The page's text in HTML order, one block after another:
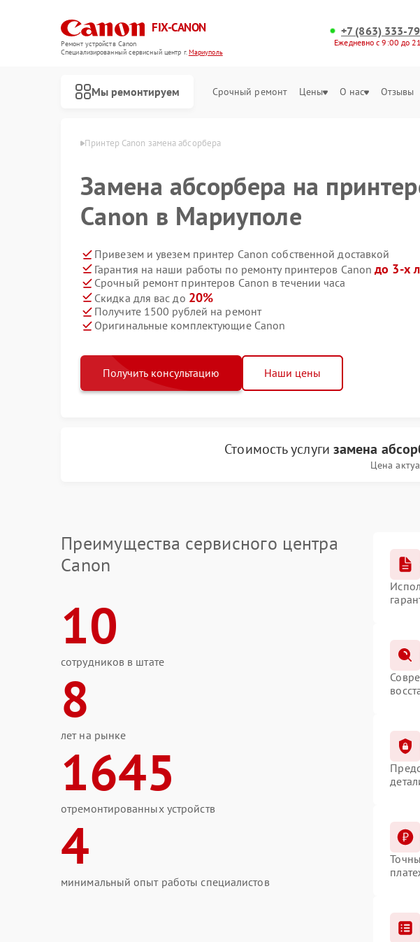
FIX-CANON
Ремонт устройств Canon
Специализированный cервисный центр г.Мариуполь
+7 (863) 333-
Ежедневно с 9:00 до
Мы ремонтируем Срочный ремонт Цены О нас Отзывы
в Мариуполе Принтер Canon замена абсорбера
Замена абсорбера на
Canon в Мариуполе
Привезем и увезем принтер Canon собственной доставкой
Гарантия на наши работы по ремонту принтеров Canonдо 3-х
Срочный ремонт принтеров Canon в течении часа
Скидка для вас до 20%
Получите 1500 рублей на ремонт
Оригинальные комплектующие Canon
Получить консультацию Наши цены
Стоимость услуги замена
Цена
Преимущества сервисного центра
Canon
10
сотрудников в штате
8
лет на рынке
1645
отремонтированных устройств
4
минимальный опыт работы специалистов